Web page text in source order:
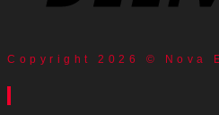
Copyright 2026 © Nova